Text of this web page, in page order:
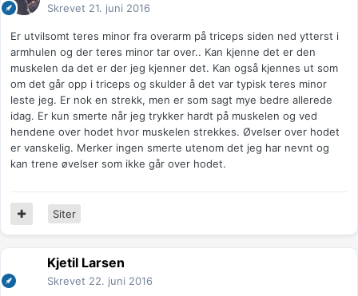
Skrevet 21. juni 2016
Er utvilsomt teres minor fra overarm på triceps siden ned ytterst i
armhulen og der teres minor tar over.. Kan kjenne det er den
muskelen da det er der jeg kjenner det. Kan også kjennes ut som
om det går opp i triceps og skulder å det var typisk teres minor
leste jeg. Er nok en strekk, men er som sagt mye bedre allerede
idag. Er kun smerte når jeg trykker hardt på muskelen og ved
hendene over hodet hvor muskelen strekkes. Øvelser over hodet
er vanskelig. Merker ingen smerte utenom det jeg har nevnt og
kan trene øvelser som ikke går over hodet.
Siter
Kjetil Larsen
Skrevet 22. juni 2016